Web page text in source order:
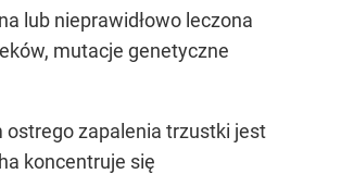
lub nieprawidłowo leczona
mutacje genetyczne
zapalenia trzustki jest
koncentruje się